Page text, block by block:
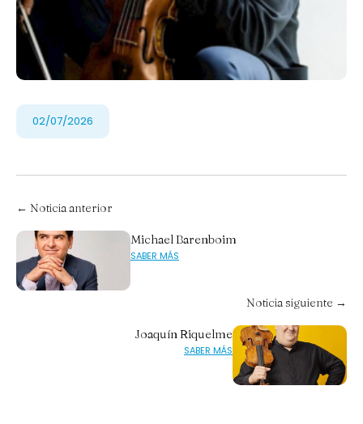
02/07/2026
← Noticia anterior
Michael Barenboim
SABER MÁS
Noticia siguiente →
Joaquín Riquelme
SABER MÁS